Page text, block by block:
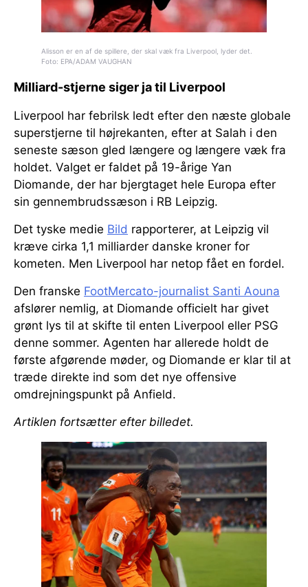
Alisson er en af de spillere, der skal væk fra Liverpool, lyder det.
Foto: EPA/ADAM VAUGHAN
Milliard-stjerne siger ja til Liverpool
Liverpool har febrilsk ledt efter den næste globale
superstjerne til højrekanten, efter at Salah i den
seneste sæson gled længere og længere væk fra
holdet. Valget er faldet på 19-årige Yan
Diomande, der har bjergtaget hele Europa efter
sin gennembrudssæson i RB Leipzig.
Det tyske medie Bild rapporterer, at Leipzig vil
kræve cirka 1,1 milliarder danske kroner for
kometen. Men Liverpool har netop fået en fordel.
Den franske FootMercato-journalist Santi Aouna
afslører nemlig, at Diomande officielt har givet
grønt lys til at skifte til enten Liverpool eller PSG
denne sommer. Agenten har allerede holdt de
første afgørende møder, og Diomande er klar til at
træde direkte ind som det nye offensive
omdrejningspunkt på Anfield.
Artiklen fortsætter efter billedet.